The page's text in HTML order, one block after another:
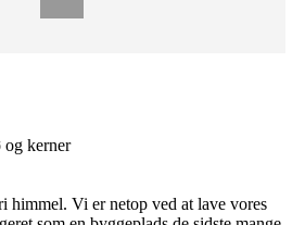
og kerner
himmel. Vi er netop ved at lave vores